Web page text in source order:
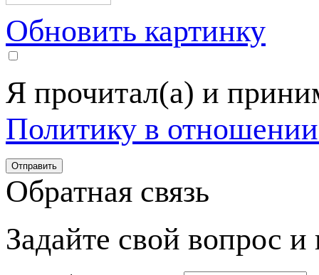
Обновить картинку
Я прочитал(а) и
Политику в
Обратная связь
Задайте свой вопрос